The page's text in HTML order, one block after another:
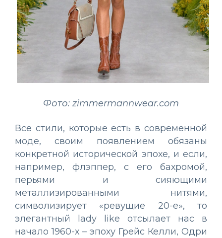
Фото: zimmermannwear.com
Все стили, которые есть в современной
моде, своим появлением обязаны
конкретной исторической эпохе, и если,
например, флэппер, с его бахромой,
перьями и сияющими
металлизированными нитями,
символизирует «ревущие 20-е», то
элегантный lady like отсылает нас в
начало 1960-х – эпоху Грейс Келли, Одри